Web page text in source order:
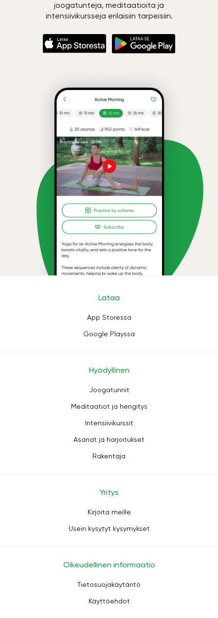
joogatunteja, meditaatioita ja
intensiivikursseja erilaisiin tarpeisiin.
Lataa
App Storessa
Google Playssa
Hyödyllinen
Joogatunnit
Meditaatiot ja hengitys
Intensiivikurssit
Asanat ja harjoitukset
Rakentaja
Yritys
Kirjoita meille
Usein kysytyt kysymykset
Oikeudellinen informaatio
Tietosuojakäytäntö
Käyttöehdot